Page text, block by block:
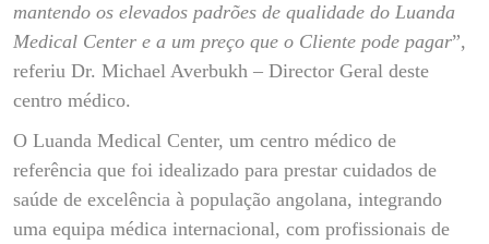
mantendo os elevados padrões de qualidade do Luanda
Medical Center e a um preço que o Cliente pode pagar”,
referiu Dr. Michael Averbukh – Director Geral deste
centro médico.
O Luanda Medical Center, um centro médico de
referência que foi idealizado para prestar cuidados de
saúde de excelência à população angolana, integrando
uma equipa médica internacional, com profissionais de